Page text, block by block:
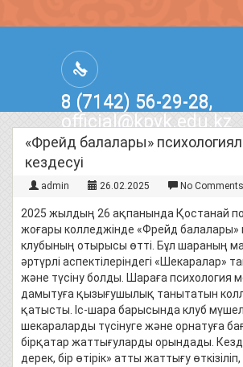
8 (7142) 56-29-28,
official@kpvk.edu.kz
г.Костанай, Проспект Кобыланды
Батыра, 3
«Фрейд балалары»
кездесуі
admin 26.02.2025 No Comments
2025 жылдың 26 ​​ақпанында Қостанай
жоғары колледжінде «Фрейд балалары»
клубының отырысы өтті. Бұл шараның
әртүрлі аспектілеріндегі «Шекаралар»
және түсіну болды. Шараға психология
дамытуға қызығушылық танытатын
қатысты. Іс-шара барысында клуб
шекараларды түсінуге және орнатуға
бірқатар жаттығуларды орындады.
дерек, бір өтірік» атты жаттығу өткізіліп,